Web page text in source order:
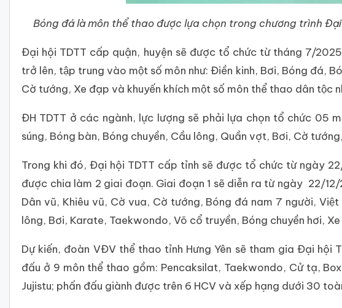
Bóng đá là môn thể thao được lựa chọn trong chương trình
Đại hội TDTT cấp quận, huyện sẽ được tổ chức từ tháng 7/
trở lên, tập trung vào một số môn như: Điền kinh, Bơi, Bóng đá,
Cờ tướng, Xe đạp và khuyến khích một số môn thể thao dân tộc
ĐH TDTT ở các ngành, lực lượng sẽ phải lựa chọn tổ chức 05
súng, Bóng bàn, Bóng chuyền, Cầu lông, Quần vợt, Bơi, Cờ
Trong khi đó, Đại hội TDTT cấp tỉnh sẽ được tổ chức từ ngày
được chia làm 2 giai đoạn. Giai đoạn 1 sẽ diễn ra từ ngày 22/
Dân vũ, Khiêu vũ, Cờ vua, Cờ tướng, Bóng đá nam 7 người,
lông, Bơi, Karate, Taekwondo, Võ cổ truyền, Bóng chuyền hơi,
Dự kiến, đoàn VĐV thể thao tỉnh Hưng Yên sẽ tham gia Đại
đấu ở 9 môn thể thao gồm: Pencaksilat, Taekwondo, Cử tạ,
Jujistu; phấn đấu giành được trên 6 HCV và xếp hạng dưới 30